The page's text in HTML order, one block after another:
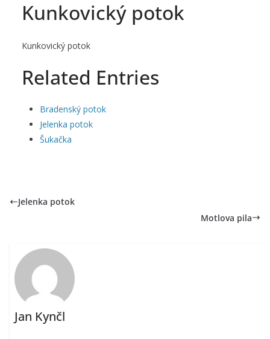
Kunkovický potok
Kunkovický potok
Related Entries
Bradenský potok
Jelenka potok
Šukačka
Jelenka potok
Motlova pila
Jan Kynčl